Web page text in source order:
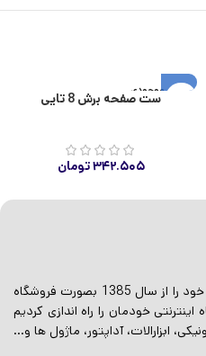
اتمام موجودی
ست صفحه برش 8 تایی
۳۴۲.۵۰۵تومان
فروشگاه ببستون الکترونیک فعالیت خود را از سال 1385 بصورت فروشگاه
خودمان را راه اندازی کردیم
ابزارالات، آداپتور، ماژول ها و…